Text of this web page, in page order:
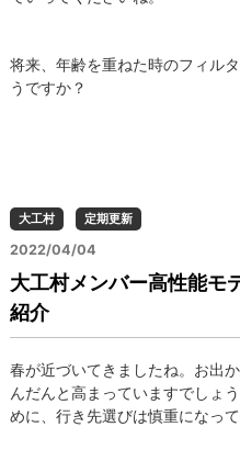
将来、年齢を重ねた時のフィル
うですか？
大工村 定期更新
2022/04/04
大工村メンバー高性能モ
紹介
春が近づいてきましたね。お出
んだんと高まっていますでしょ
めに、行き先選びは慎重になっ